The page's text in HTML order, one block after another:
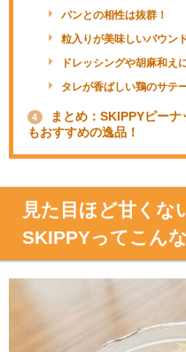
パンとの相性は抜群！
粒入りが美味しいパウン
ドレッシングや胡麻和え
タレが香ばしい鶏のサテ
4
まとめ：SKIPPYピー
もおすすめの逸品！
見た目ほど甘くな
SKIPPYってこん